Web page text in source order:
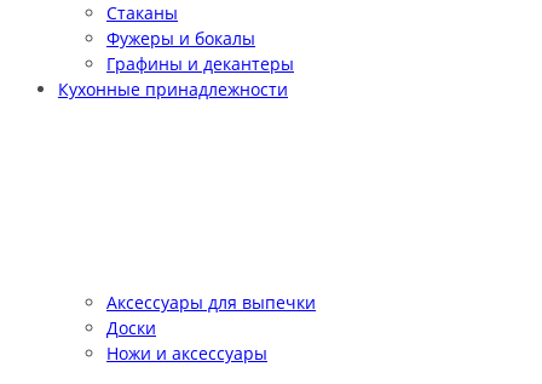
Стаканы
Фужеры и бокалы
Графины и декантеры
Кухонные принадлежности
Аксессуары для выпечки
Доски
Ножи и аксессуары